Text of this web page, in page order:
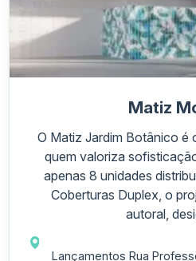
Matiz
O Matiz Jardim Botânico é
quem valoriza
apenas 8 unidades
Coberturas Duplex, o
autoral,
Lançamentos Rua